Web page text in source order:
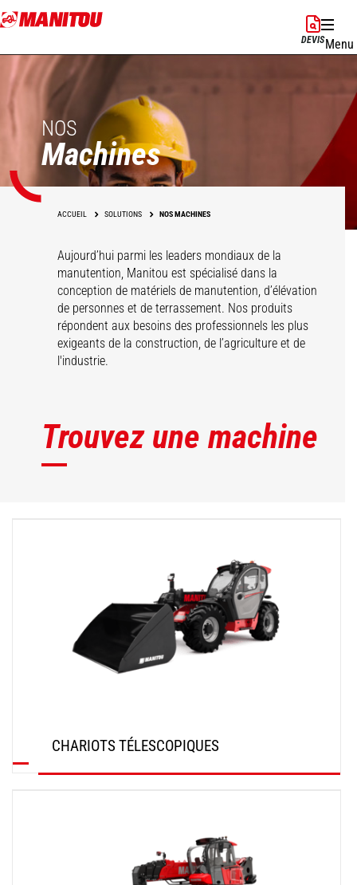
Aller
au
principal
DEVISMenu
NOS
Machines
ACCUEIL SOLUTIONS NOS MACHINES
Aujourd’hui parmi les leaders mondiaux de la
manutention, Manitou est spécialisé dans la
conception de matériels de manutention, d’élévation
de personnes et de terrassement. Nos produits
répondent aux besoins des professionnels les plus
exigeants de la construction, de l’agriculture et de
l'industrie.
Trouvez une machine
CHARIOTS TÉLESCOPIQUES